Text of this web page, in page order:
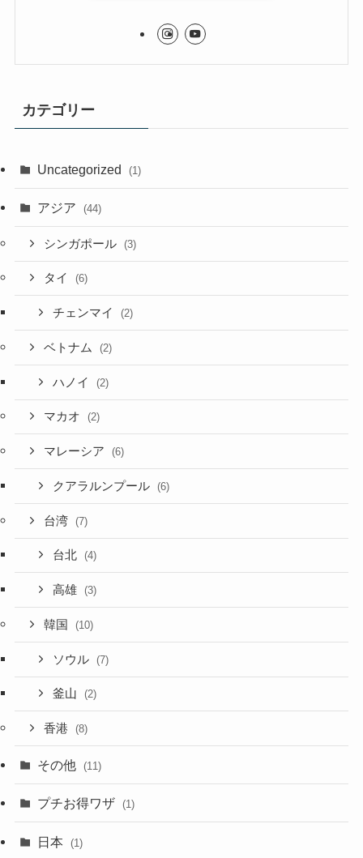
カテゴリー
Uncategorized (1)
アジア (44)
シンガポール (3)
タイ (6)
チェンマイ (2)
ベトナム (2)
ハノイ (2)
マカオ (2)
マレーシア (6)
クアラルンプール (6)
台湾 (7)
台北 (4)
高雄 (3)
韓国 (10)
ソウル (7)
釜山 (2)
香港 (8)
その他 (11)
プチお得ワザ (1)
日本 (1)